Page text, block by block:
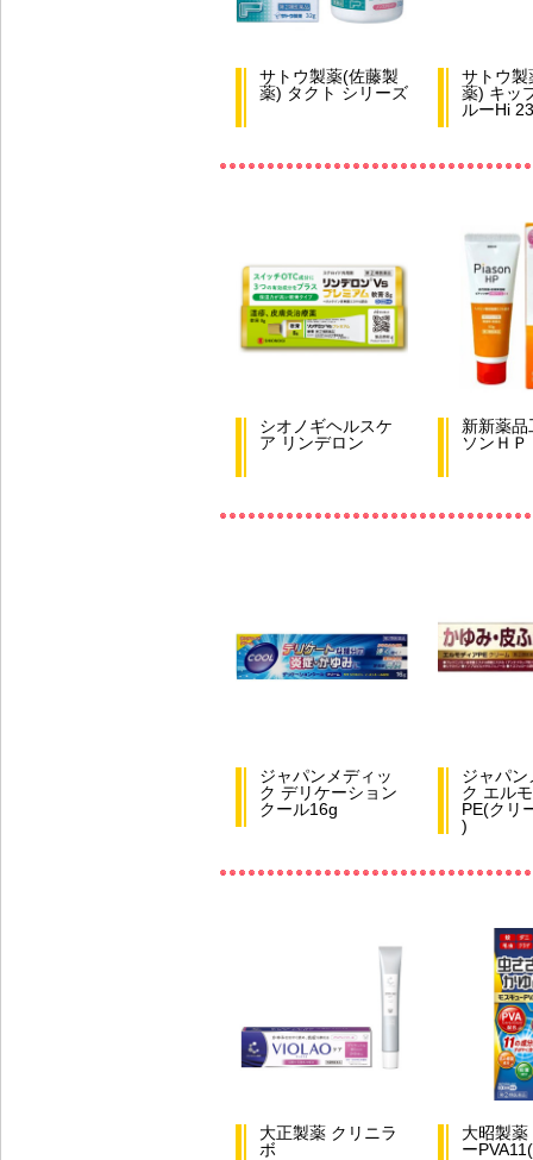
サトウ製薬(佐藤製
薬) タクト シリーズ
サトウ製
薬) キッ
ルーHi
シオノギヘルスケ
ア リンデロン
新新薬品
ソンＨＰ
ジャパンメディッ
ク デリケーション
クール16g
ジャパン
ク エル
PE(クリ
)
大正製薬 クリニラ
ボ
大昭製薬
ー